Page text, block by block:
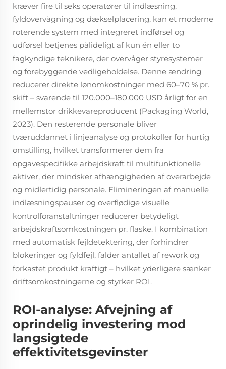
kræver fire til seks operatører til indlæsning,
fyldovervågning og dækselplacering, kan et moderne
roterende system med integreret indførsel og
udførsel betjenes pålideligt af kun én eller to
fagkyndige teknikere, der overvåger styresystemer
og forebyggende vedligeholdelse. Denne ændring
reducerer direkte lønomkostninger med 60–70 % pr.
skift – svarende til 120.000–180.000 USD årligt for en
mellemstor drikkevareproducent (Packaging World,
2023). Den resterende personale bliver
tværuddannet i linjeanalyse og protokoller for hurtig
omstilling, hvilket transformerer dem fra
opgavespecifikke arbejdskraft til multifunktionelle
aktiver, der mindsker afhængigheden af overarbejde
og midlertidig personale. Elimineringen af manuelle
indlæsningspauser og overflødige visuelle
kontrolforanstaltninger reducerer betydeligt
arbejdskraftsomkostningen pr. flaske. I kombination
med automatisk fejldetektering, der forhindrer
blokeringer og fyldfejl, falder antallet af rework og
forkastet produkt kraftigt – hvilket yderligere sænker
driftsomkostningerne og styrker ROI.
ROI-analyse: Afvejning af
oprindelig investering mod
langsigtede
effektivitetsgevinster